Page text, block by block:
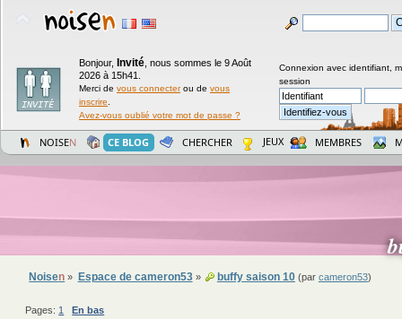
Bonjour, Invité nous sommes le 9 Août
2026 à 15h41.
Merci de vous connecterou de vous
inscrire
Avez-vous oublié votre mot de passe ?
Connexion avec identifiant,
session
NOISEN CE BLOG CHERCHER JEUX MEMBRES
Noisen » Espace de cameron53» buffy saison 10(par cameron53)
Pages: 1 En bas